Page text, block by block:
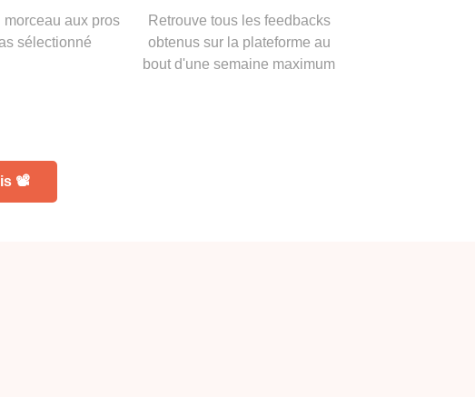
morceau aux pros
sélectionné
Retrouve tous les feedbacks
obtenus sur la plateforme au
bout d'une semaine maximum
📽